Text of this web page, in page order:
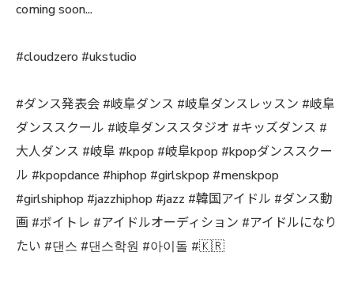
coming soon...
#cloudzero #ukstudio
#ダンス発表会 #岐阜ダンス #岐阜ダンスレッスン #岐阜
ダンススクール #岐阜ダンススタジオ #キッズダンス #
大人ダンス #岐阜 #kpop #岐阜kpop #kpopダンススクー
ル #kpopdance #hiphop #girlskpop #menskpop
#girlshiphop #jazzhiphop #jazz #韓国アイドル #ダンス動
画 #ボイトレ #アイドルオーディション #アイドルになり
たい #댄스 #댄스학원 #아이돌 #🇰🇷